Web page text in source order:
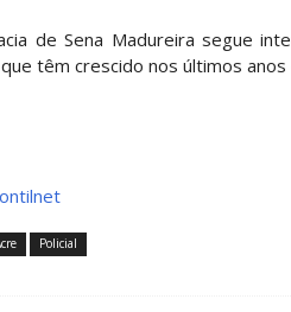
de Sena Madureira segue
têm crescido nos últimos
Policial